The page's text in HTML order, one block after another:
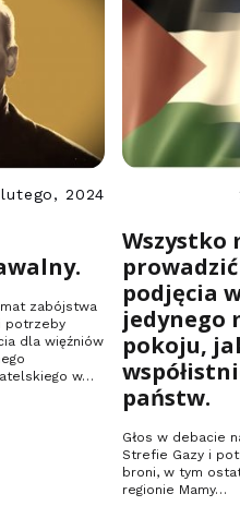
2024
zabójstwa
potrzeby
dla więźniów
w…
Wszystko
podjęcia
jedynego
pokoju,
państw.
Głos w debacie
Strefie Gazy i
broni, w tym
regionie Mamy…